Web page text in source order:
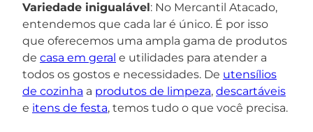
Variedade inigualável: No Mercantil Atacado,
entendemos que cada lar é único. É por isso
que oferecemos uma ampla gama de produtos
de casa em geral e utilidades para atender a
todos os gostos e necessidades. De utensílios
de cozinha a produtos de limpeza, descartáveis
e itens de festa, temos tudo o que você precisa.